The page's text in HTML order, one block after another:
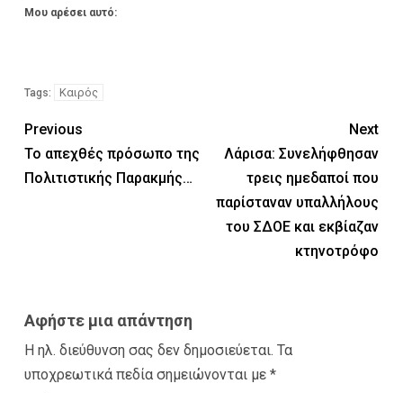
Μου αρέσει αυτό:
Tags: Καιρός
Previous
Το απεχθές πρόσωπο της
Πολιτιστικής Παρακμής…
Next
Λάρισα: Συνελήφθησαν
τρεις ημεδαποί που
παρίσταναν υπαλλήλους
του ΣΔΟΕ και εκβίαζαν
κτηνοτρόφο
Αφήστε μια απάντηση
Η ηλ. διεύθυνση σας δεν δημοσιεύεται. Τα
υποχρεωτικά πεδία σημειώνονται με *